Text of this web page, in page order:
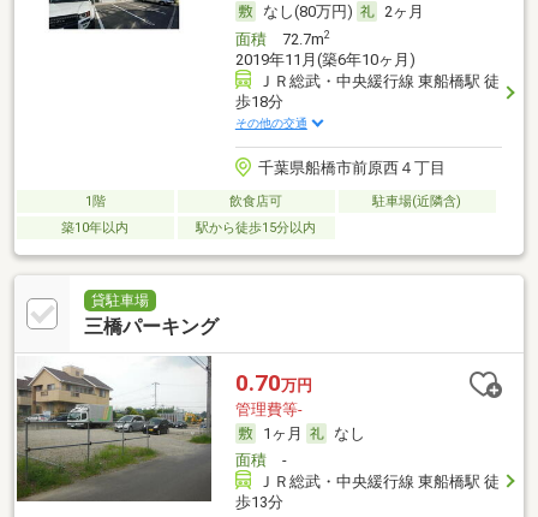
なし(80万円)
2ヶ月
面積72.7m2
2019年11月(築6年10ヶ月)
ＪＲ総武・中央緩行線 東船橋駅 徒
歩18分
その他の交通
千葉県船橋市前原西４丁目
1階 飲食店可
駐車場(近隣含)
築10年以内
駅から徒歩15分以内
貸駐車場
三橋パーキング
0.70万円
管理費等-
1ヶ月
なし
面積-
ＪＲ総武・中央緩行線 東船橋駅 徒
歩13分